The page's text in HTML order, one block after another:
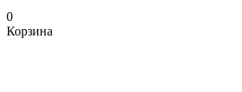
0
Корзина